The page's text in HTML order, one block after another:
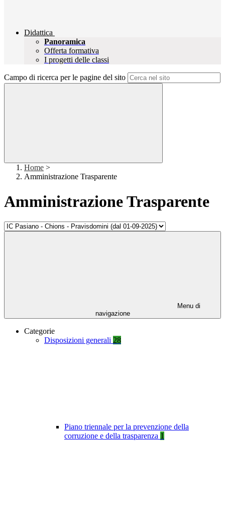
Didattica
Panoramica
Offerta formativa
I progetti delle classi
Campo di ricerca per le pagine del sito
Home >
Amministrazione Trasparente
Amministrazione Trasparente
Menu di
navigazione
Categorie
Disposizioni generali 28
Piano triennale per la prevenzione della
corruzione e della trasparenza 1